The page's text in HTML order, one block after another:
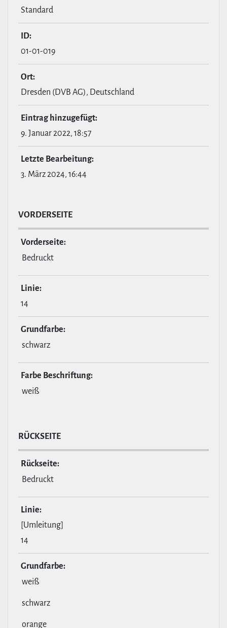
Standard
ID:
01-01-019
Ort:
Dresden (DVB AG), Deutschland
Eintrag hin­zu­ge­fügt:
9. Januar 2022, 18:57
Letzte Bear­bei­tung:
3. März 2024, 16:44
VOR­DER­SEITE
Vor­der­seite:
Bedruckt
Linie:
14
Grund­farbe:
schwarz
Farbe Beschrif­tung:
weiß
RÜCKSEITE
Rückseite:
Bedruckt
Linie:
[Umleitung]
14
Grund­farbe:
weiß
schwarz
orange